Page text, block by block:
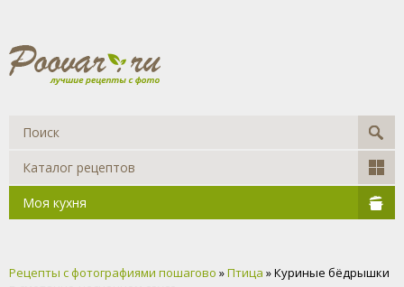
Каталог рецептов
Моя кухня
Рецепты с фотографиями пошагово »Птица » Куриные бёдрышки